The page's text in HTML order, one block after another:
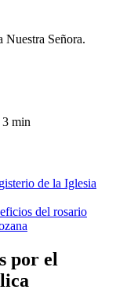
Nuestra Señora.
3 min
de la Iglesia
del rosario
por el